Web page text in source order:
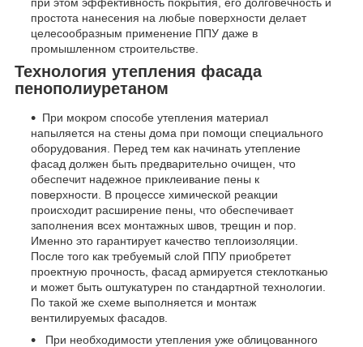
при этом эффективность покрытия, его долговечность и
простота нанесения на любые поверхности делает
целесообразным применение ППУ даже в
промышленном строительстве.
Технология утепления фасада
пенополиуретаном
При мокром способе утепления материал
напыляется на стены дома при помощи специального
оборудования. Перед тем как начинать утепление
фасад должен быть предварительно очищен, что
обеспечит надежное приклеивание пены к
поверхности. В процессе химической реакции
происходит расширение пены, что обеспечивает
заполнения всех монтажных швов, трещин и пор.
Именно это гарантирует качество теплоизоляции.
После того как требуемый слой ППУ приобретет
проектную прочность, фасад армируется стеклотканью
и может быть оштукатурен по стандартной технологии.
По такой же схеме выполняется и монтаж
вентилируемых фасадов.
При необходимости утепления уже облицованного